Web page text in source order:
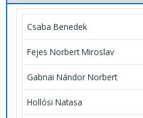
Csaba Benedek
Fejes Norbert Miroslav
Gabnai Nándor Norbert
Hollósi Natasa